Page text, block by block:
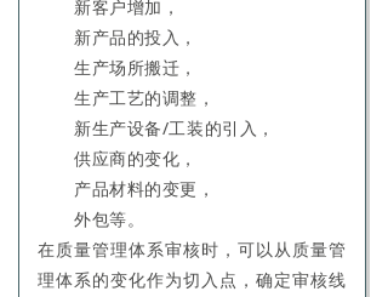
新客户增加，
新产品的投入，
生产场所搬迁，
生产工艺的调整，
新生产设备/工装的引入，
供应商的变化，
产品材料的变更，
外包等。
在质量管理体系审核时，可以从质量管
理体系的变化作为切入点，确定审核线